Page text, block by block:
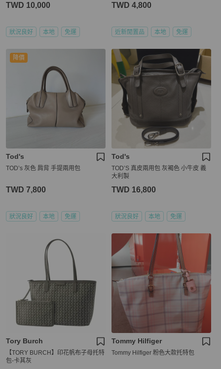
TWD 10,000
狀況良好 本地 免運
TWD 4,800
近新閒置品 本地 免運
降價
Tod's
TOD’s 灰色 肩背 手提兩用包
TWD 7,800
狀況良好 本地 免運
Tod's
TOD’S 真皮兩用包 灰褐色 小牛皮 義
大利製
TWD 16,800
狀況良好 本地 免運
Tory Burch
【TORY BURCH】印花帆布子母托特
包-卡其灰
Tommy Hilfiger
Tommy Hilfiger 粉色大款托特包